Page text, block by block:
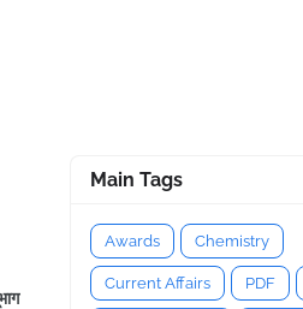
Main Tags
Awards Chemistry
Current Affairs PDF